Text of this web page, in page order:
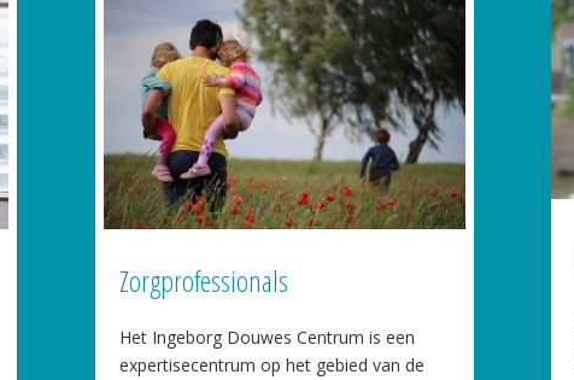
Zorgprofessionals
Het Ingeborg Douwes Centrum is een
expertisecentrum op het gebied van de